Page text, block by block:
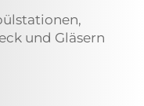
und Gläsern